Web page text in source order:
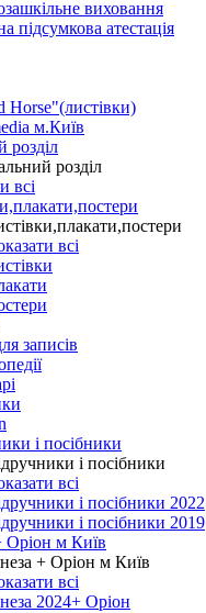
виховання
підсумкова атестація
Horse"(листівки)
м.Київ
розділ
розділ
всі
всі
записів
і посібники
і посібники
всі
і посібники 2022
і посібники 2019
Оріон м Київ
+ Оріон м Київ
всі
2024+ Оріон